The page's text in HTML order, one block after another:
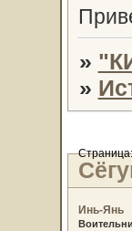
»
»
Инь-Янь